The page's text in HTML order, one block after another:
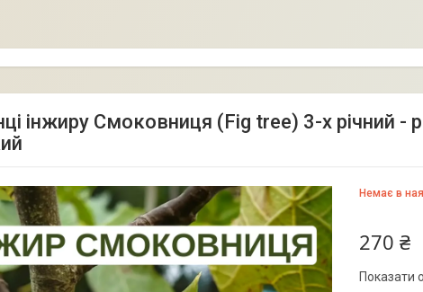
інжиру Смоковниця (Fig tree) 3-х річний -
Немає в
270 ₴
Показати